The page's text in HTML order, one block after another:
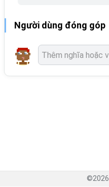
Người dùng đóng góp
©2026